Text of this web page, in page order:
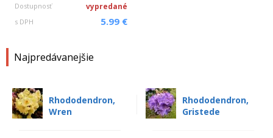
Dostupnosť vypredané
s DPH 5.99 €
Najpredávanejšie
Rhododendron,
Wren
Rhododendron,
Gristede